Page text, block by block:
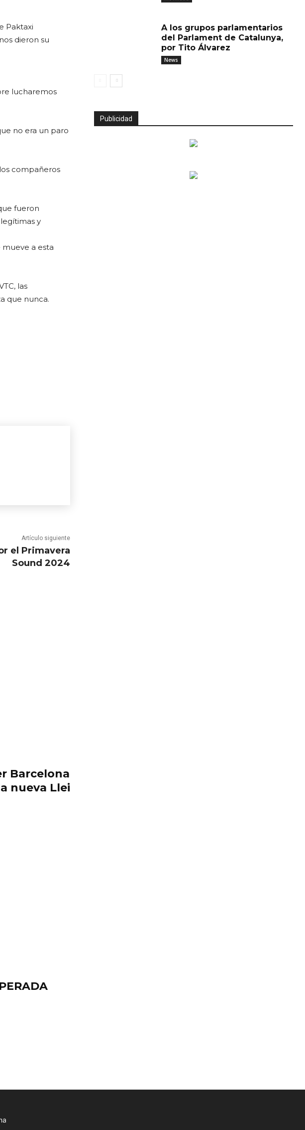
Paktaxi
dieron su
lucharemos
no era un paro
compañeros
fueron
y
mueve a esta
las
que nunca.
Artículo siguiente
el Primavera
Sound 2024
Barcelona
nueva Llei
A los grupos parlamentarios
del Parlament de Catalunya,
por Tito Álvarez
News
Publicidad